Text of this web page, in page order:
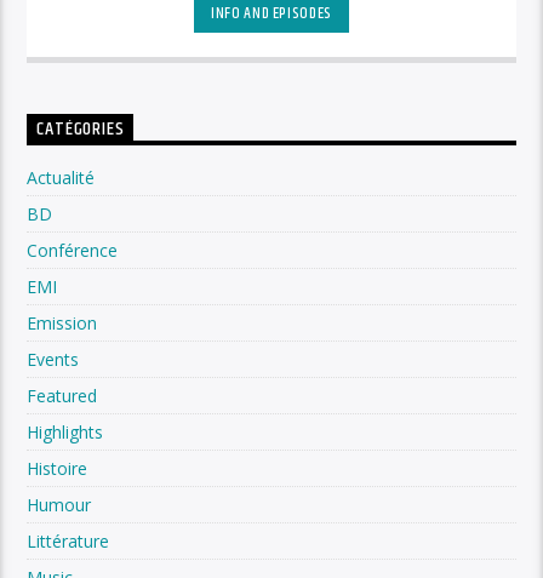
INFO AND EPISODES
CATÉGORIES
Actualité
BD
Conférence
EMI
Emission
Events
Featured
Highlights
Histoire
Humour
Littérature